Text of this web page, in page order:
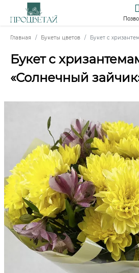
Главная Букеты цветов Букет с
Букет с
«Солнечный